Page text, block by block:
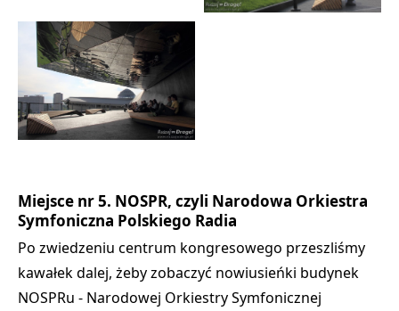
Miejsce nr 5. NOSPR, czyli Narodowa Orkiestra
Symfoniczna Polskiego Radia
Po zwiedzeniu centrum kongresowego przeszliśmy
kawałek dalej, żeby zobaczyć nowiusieńki budynek
NOSPRu - Narodowej Orkiestry Symfonicznej